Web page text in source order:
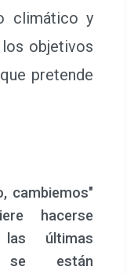
climático y
objetivos
pretende
cambiemos"
hacerse
últimas
se están